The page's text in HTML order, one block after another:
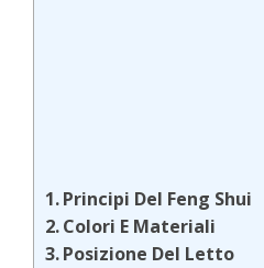
Principi Del Feng Shui
Colori E Materiali
Posizione Del Letto